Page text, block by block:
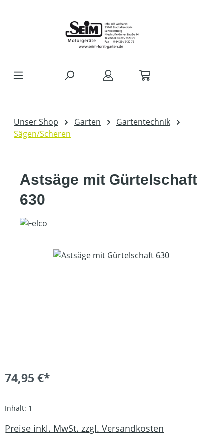
Unser Shop Garten
Gartentechnik
Sägen/Scheren
Astsäge mit Gürtelschaft
630
Bildergalerie überspringen
74,95 €*
Inhalt: 1
Preise inkl. MwSt. zzgl. Versandkosten